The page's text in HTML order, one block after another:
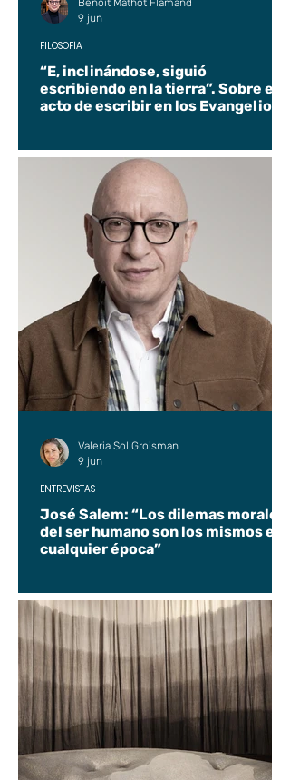
“E, inclinándose, siguió
escribiendo en la tierra”. Sobre el
acto de escribir en los Evangelios.
FILOSOFÍA
Benoit Mathot Flamand
9 jun
José Salem: “Los dilemas morales
del ser humano son los mismos en
cualquier época”
ENTREVISTAS
Valeria Sol Groisman
9 jun